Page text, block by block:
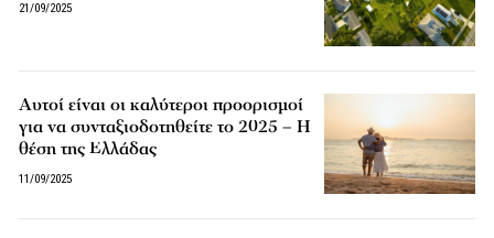
21/09/2025
Αυτοί είναι οι καλύτεροι προορισμοί
για να συνταξιοδοτηθείτε το 2025 – Η
θέση της Ελλάδας
11/09/2025